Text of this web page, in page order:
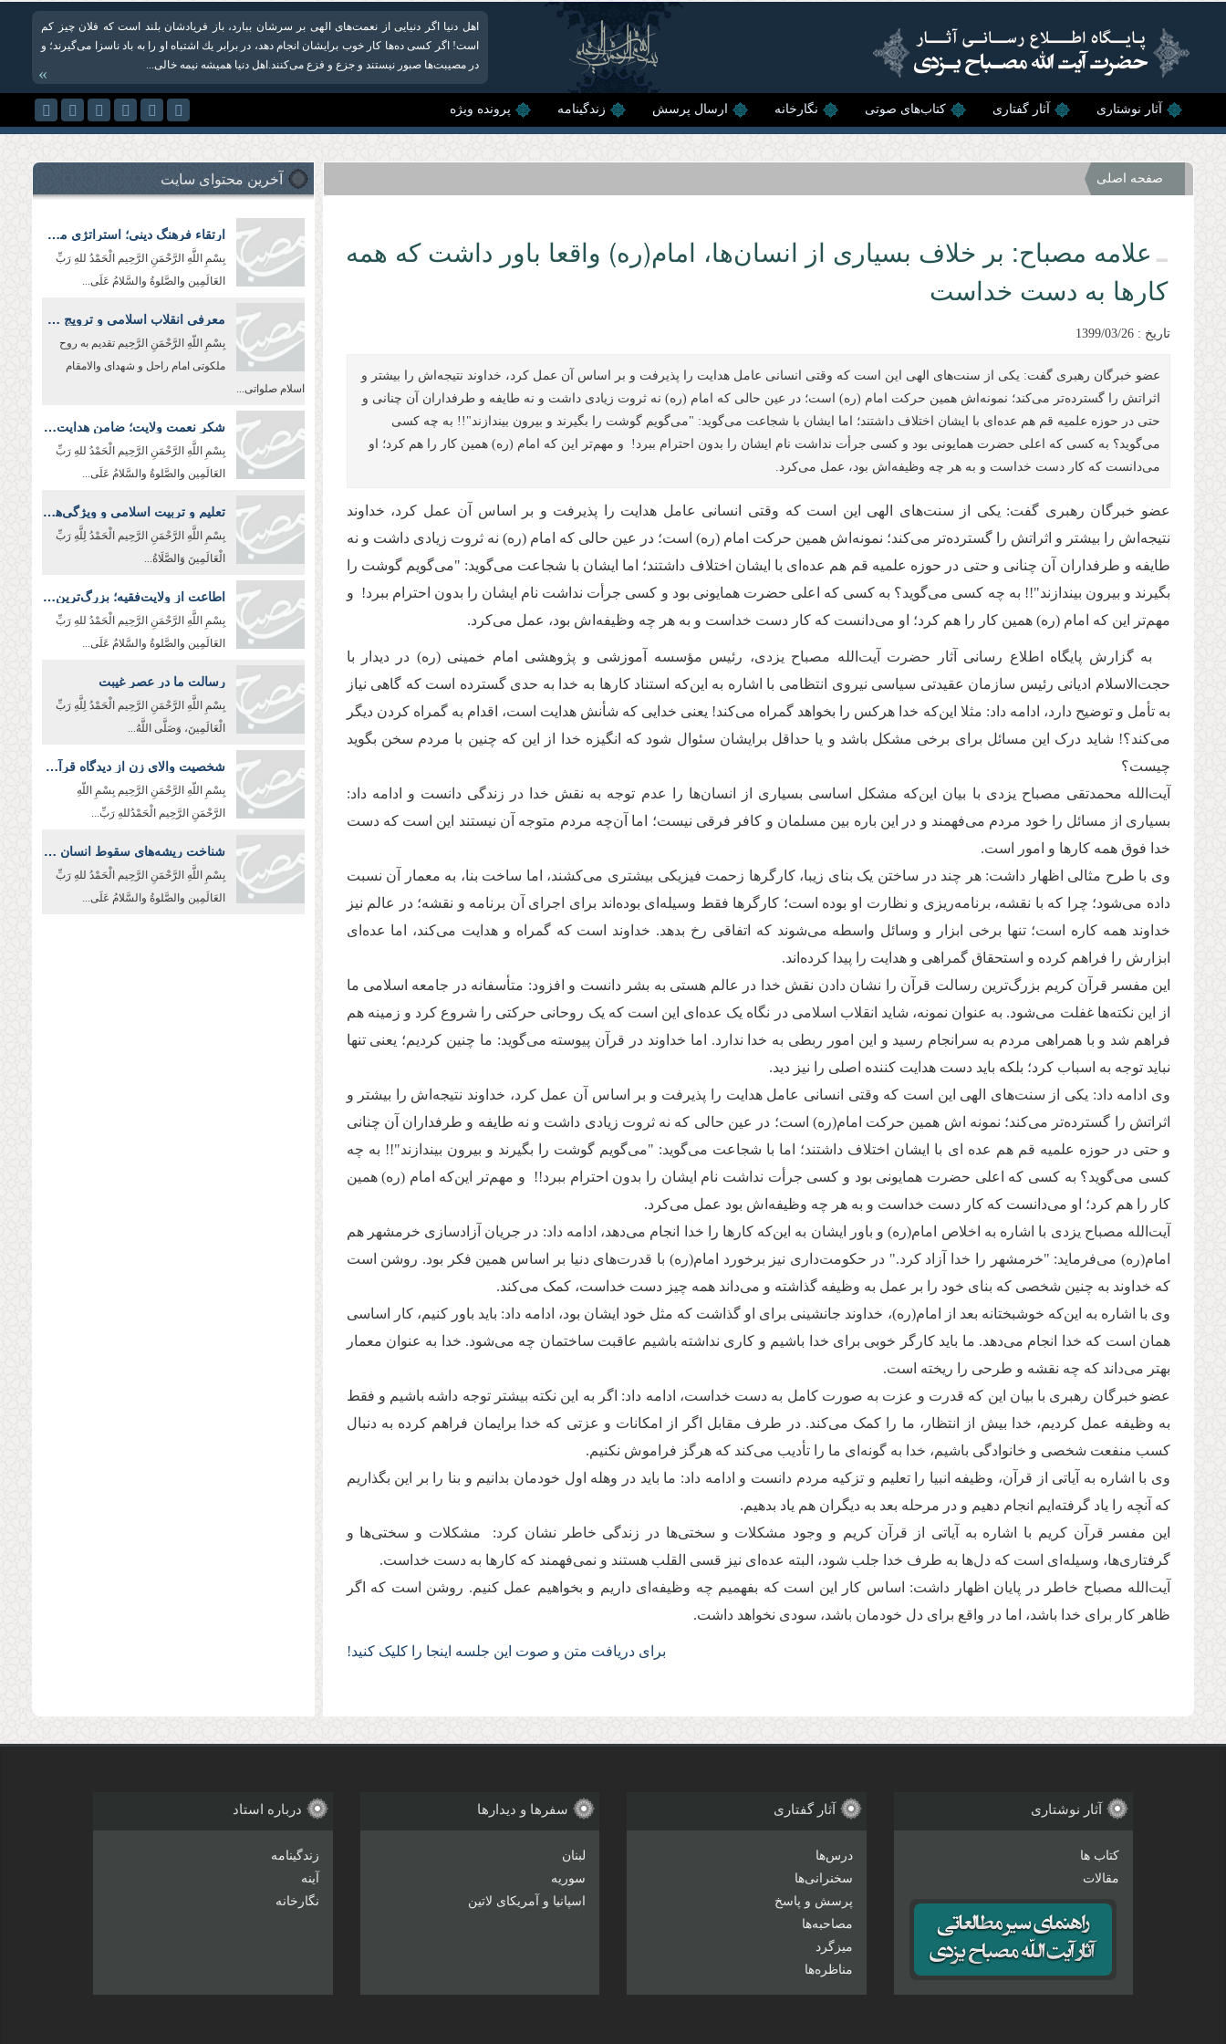
اهل دنیا اگر دنیایی از نعمت‌های الهی بر سرشان ببارد، باز فریادشان بلند است كه فلان چیز كم
است! اگر كسی ده‌ها كار خوب برایشان انجام دهد، در برابر یك اشتباه او را به باد ناسزا می‌گیرند؛ و
در مصیبت‌ها صبور نیستند و جزع و فزع می‌کنند.اهل دنیا همیشه نیمه خالی...
»
آثار نوشتاری آثار گفتاری کتاب‌های صوتی نگارخانه ارسال پرسش زندگینامه پرونده ویژه
صفحه اصلی
علامه مصباح: بر خلاف بسیاری از انسان‌ها، امام(ره) واقعا باور داشت که همه
کارها به دست خداست
تاریخ : 1399/03/26
عضو خبرگان رهبری گفت: یکی از سنت‌های الهی این است که وقتی انسانی عامل هدایت را پذیرفت و بر اساس آن عمل کرد، خداوند نتیجه‌اش را بیشتر و
اثراتش را گسترده‌تر می‌کند؛ نمونه‌اش همین حرکت امام (ره) است؛ در عین حالی که امام (ره) نه ثروت زیادی داشت و نه طایفه و طرفداران آن چنانی و
حتی در حوزه علمیه قم هم عده‌ای با ایشان اختلاف داشتند؛ اما ایشان با شجاعت می‌گوید: "می‌گویم گوشت را بگیرند و بیرون بیندازند"!! به چه کسی
می‌گوید؟ به کسی که اعلی حضرت همایونی بود و کسی جرأت نداشت نام ایشان را بدون احترام ببرد! و مهم‌تر این که امام (ره) همین کار را هم کرد؛ او
می‌دانست که کار دست خداست و به هر چه وظیفه‌اش بود، عمل می‌کرد.
عضو خبرگان رهبری گفت: یکی از سنت‌های الهی این است که وقتی انسانی عامل هدایت را پذیرفت و بر اساس آن عمل کرد، خداوند
نتیجه‌اش را بیشتر و اثراتش را گسترده‌تر می‌کند؛ نمونه‌اش همین حرکت امام (ره) است؛ در عین حالی که امام (ره) نه ثروت زیادی داشت و نه
طایفه و طرفداران آن چنانی و حتی در حوزه علمیه قم هم عده‌ای با ایشان اختلاف داشتند؛ اما ایشان با شجاعت می‌گوید: "می‌گویم گوشت را
بگیرند و بیرون بیندازند"!! به چه کسی می‌گوید؟ به کسی که اعلی حضرت همایونی بود و کسی جرأت نداشت نام ایشان را بدون احترام ببرد! و
مهم‌تر این که امام (ره) همین کار را هم کرد؛ او می‌دانست که کار دست خداست و به هر چه وظیفه‌اش بود، عمل می‌کرد.
به گزارش پایگاه اطلاع رسانی آثار حضرت آیت‌الله مصباح یزدی، رئیس مؤسسه آموزشی و پژوهشی امام خمینی (ره) در دیدار با
حجت‌الاسلام ادیانی رئیس سازمان عقیدتی سیاسی نیروی انتظامی با اشاره به این‌که استناد کارها به خدا به حدی گسترده است که گاهی نیاز
به تأمل و توضیح دارد، ادامه داد: مثلا این‌که خدا هرکس را بخواهد گمراه می‌کند! یعنی خدایی که شأنش هدایت است، اقدام به گمراه کردن دیگر
می‌کند؟! شاید درک این مسائل برای برخی مشکل باشد و یا حداقل برایشان سئوال شود که انگیزه خدا از این که چنین با مردم سخن بگوید
چیست؟
آیت‌الله محمدتقی مصباح یزدی با بیان این‌که مشکل اساسی بسیاری از انسان‌ها را عدم توجه به نقش خدا در زندگی دانست و ادامه داد:
بسیاری از مسائل را خود مردم می‌فهمند و در این باره بین مسلمان و کافر فرقی نیست؛ اما آن‌چه مردم متوجه آن نیستند این است که دست
خدا فوق همه کارها و امور است.
وی با طرح مثالی اظهار داشت: هر چند در ساختن یک بنای زیبا، کارگرها زحمت فیزیکی بیشتری می‌کشند، اما ساخت بنا، به معمار آن نسبت
داده می‌شود؛ چرا که با نقشه، برنامه‌ریزی و نظارت او بوده است؛ کارگرها فقط وسیله‌ای بوده‌اند برای اجرای آن برنامه و نقشه؛ در عالم نیز
خداوند همه کاره است؛ تنها برخی ابزار و وسائل واسطه می‌شوند که اتفاقی رخ بدهد. خداوند است که گمراه و هدایت می‌کند، اما عده‌ای
ابزارش را فراهم کرده و استحقاق گمراهی و هدایت را پیدا کرده‌اند.
این مفسر قرآن کریم بزرگ‌ترین رسالت قرآن را نشان دادن نقش خدا در عالم هستی به بشر دانست و افزود: متأسفانه در جامعه اسلامی ما
از این نکته‌ها غفلت می‌شود. به عنوان نمونه، شاید انقلاب اسلامی در نگاه یک عده‌ای این است که یک روحانی حرکتی را شروع کرد و زمینه هم
فراهم شد و با همراهی مردم به سرانجام رسید و این امور ربطی به خدا ندارد. اما خداوند در قرآن پیوسته می‌گوید: ما چنین کردیم؛ یعنی تنها
نباید توجه به اسباب کرد؛ بلکه باید دست هدایت کننده اصلی را نیز دید.
وی ادامه داد: یکی از سنت‌های الهی این است که وقتی انسانی عامل هدایت را پذیرفت و بر اساس آن عمل کرد، خداوند نتیجه‌اش را بیشتر و
اثراتش را گسترده‌تر می‌کند؛ نمونه اش همین حرکت امام(ره) است؛ در عین حالی که نه ثروت زیادی داشت و نه طایفه و طرفداران آن چنانی
و حتی در حوزه علمیه قم هم عده ای با ایشان اختلاف داشتند؛ اما با شجاعت می‌گوید: "می‌گویم گوشت را بگیرند و بیرون بیندازند"!! به چه
کسی می‌گوید؟ به کسی که اعلی حضرت همایونی بود و کسی جرأت نداشت نام ایشان را بدون احترام ببرد!! و مهم‌تر این‌که امام (ره) همین
کار را هم کرد؛ او می‌دانست که کار دست خداست و به هر چه وظیفه‌اش بود عمل می‌کرد.
آیت‌الله مصباح یزدی با اشاره به اخلاص امام(ره) و باور ایشان به این‌که کارها را خدا انجام می‌دهد، ادامه داد: در جریان آزادسازی خرمشهر هم
امام(ره) می‌فرماید: "خرمشهر را خدا آزاد کرد." در حکومت‌داری نیز برخورد امام(ره) با قدرت‌های دنیا بر اساس همین فکر بود. روشن است
که خداوند به چنین شخصی که بنای خود را بر عمل به وظیفه گذاشته و می‌داند همه چیز دست خداست، کمک می‌کند.
وی با اشاره به این‌که خوشبختانه بعد از امام(ره)، خداوند جانشینی برای او گذاشت که مثل خود ایشان بود، ادامه داد: باید باور کنیم، کار اساسی
همان است که خدا انجام می‌دهد. ما باید کارگر خوبی برای خدا باشیم و کاری نداشته باشیم عاقبت ساختمان چه می‌شود. خدا به عنوان معمار
بهتر می‌داند که چه نقشه و طرحی را ریخته است.
عضو خبرگان رهبری با بیان این که قدرت و عزت به صورت کامل به دست خداست، ادامه داد: اگر به این نکته بیشتر توجه داشه باشیم و فقط
به وظیفه عمل کردیم، خدا بیش از انتظار، ما را کمک می‌کند. در طرف مقابل اگر از امکانات و عزتی که خدا برایمان فراهم کرده به دنبال
کسب منفعت شخصی و خانوادگی باشیم، خدا به گونه‌ای ما را تأدیب می‌کند که هرگز فراموش نکنیم.
وی با اشاره به آیاتی از قرآن، وظیفه انبیا را تعلیم و تزکیه مردم دانست و ادامه داد: ما باید در وهله اول خودمان بدانیم و بنا را بر این بگذاریم
که آنچه را یاد گرفته‌ایم انجام دهیم و در مرحله بعد به دیگران هم یاد بدهیم.
این مفسر قرآن کریم با اشاره به آیاتی از قرآن کریم و وجود مشکلات و سختی‌ها در زندگی خاطر نشان کرد: مشکلات و سختی‌ها و
گرفتاری‌ها، وسیله‌ای است که دل‌ها به طرف خدا جلب شود، البته عده‌ای نیز قسی القلب هستند و نمی‌فهمند که کارها به دست خداست.
آیت‌الله مصباح خاطر در پایان اظهار داشت: اساس کار این است که بفهمیم چه وظیفه‌ای داریم و بخواهیم عمل کنیم. روشن است که اگر
ظاهر کار برای خدا باشد، اما در واقع برای دل خودمان باشد، سودی نخواهد داشت.
برای دریافت متن و صوت این جلسه اینجا را کلیک کنید!
آخرین محتوای سایت
ارتقاء فرهنگ دینی؛ استراتژی مقابله با هجوم فرهنگی دشمن
بِسْمِ اللَّهِ الرَّحْمَنِ الرَّحِیم الْحَمْدُ للهِ رَبِّ
العَالَمِین والصَّلوةُ والسَّلامُ عَلَی...
معرفی انقلاب اسلامی و ترویج معارف شیعه در جهان؛ رسالت سفرا و رایزنان فرهنگی
بِسْمِ اللّهِ الرَّحْمَنِ الرَّحِيم تقدیم به روح
ملکوتی امام راحل و شهدای والامقام
اسلام صلواتی...
شکر نعمت ولایت؛ ضامن هدایت و عزت امت اسلامی
بِسْمِ اللَّهِ الرَّحْمَنِ الرَّحِیم الْحَمْدُ للهِ رَبِّ
العَالَمِین والصَّلوةُ والسَّلامُ عَلَی...
تعلیم و تربیت اسلامی و ویژگی‌های معلم تراز اسلام
بِسْمِ اللَّهِ الرَّحْمَنِ الرَّحِیم الْحَمْدُ لِلَّهِ رَبِّ
الْعَالَمِينَ وَالصَّلَاةُ...
اطاعت از ولایت‌فقیه؛ بزرگ‌ترین وظیفه عقلی و شرعی
بِسْمِ اللَّهِ الرَّحْمَنِ الرَّحِيم الْحَمْدُ للهِ رَبِّ
العَالَمِین والصَّلوةُ والسَّلامُ عَلَی...
رسالت ما در عصر غیبت
بِسْمِ اللَّهِ الرَّحْمَنِ الرَّحِیم الْحَمْدُ لِلَّهِ رَبِّ
الْعَالَمِينَ، وَصَلَّى اللَّهُ...
شخصیت والای زن از دیدگاه قرآن کریم
بِسْمِ اللّهِ الرَّحْمَنِ الرَّحِيم بِسْمِ اللّهِ
الرَّحْمَنِ الرَّحِیم الْحَمْدُللهِ رَبِّ...
شناخت ریشه‌های سقوط انسان و جامعه در پرتو آموزه‌های عاشورا
بِسْمِ اللَّهِ الرَّحْمَنِ الرَّحِیم الْحَمْدُ للهِ رَبِّ
العَالَمِین والصَّلوةُ والسَّلامُ عَلَی...
آثار نوشتاری
کتاب ها
مقالات
آثار گفتاری
درس‌ها
سخنرانی‌ها
پرسش و پاسخ
مصاحبه‌ها
میزگرد
مناظره‌ها
سفرها و دیدارها
لبنان
سوریه
اسپانیا و آمریکای لاتین
درباره استاد
زندگینامه
آینه
نگارخانه